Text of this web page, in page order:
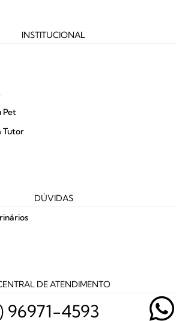
INSTITUCIONAL
Pet
Tutor
DÚVIDAS
DE ATENDIMENTO
96971-4593